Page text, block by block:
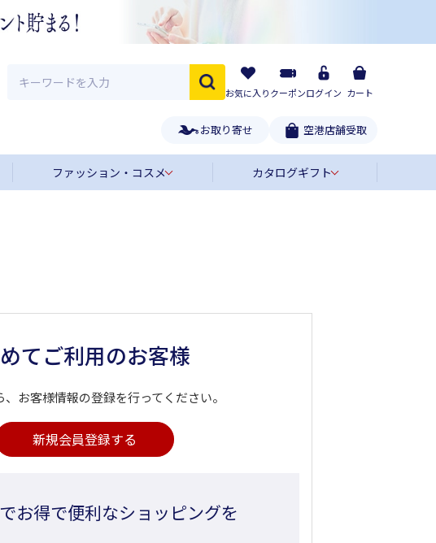
お気に入りクーポンログイン カート
お取り寄せ 空港店舗受取
ファッション・コスメ カタログギフト
てご利用のお客様
、お客様情報の登録を行ってください。
新規会員登録する
お得で便利なショッピングを